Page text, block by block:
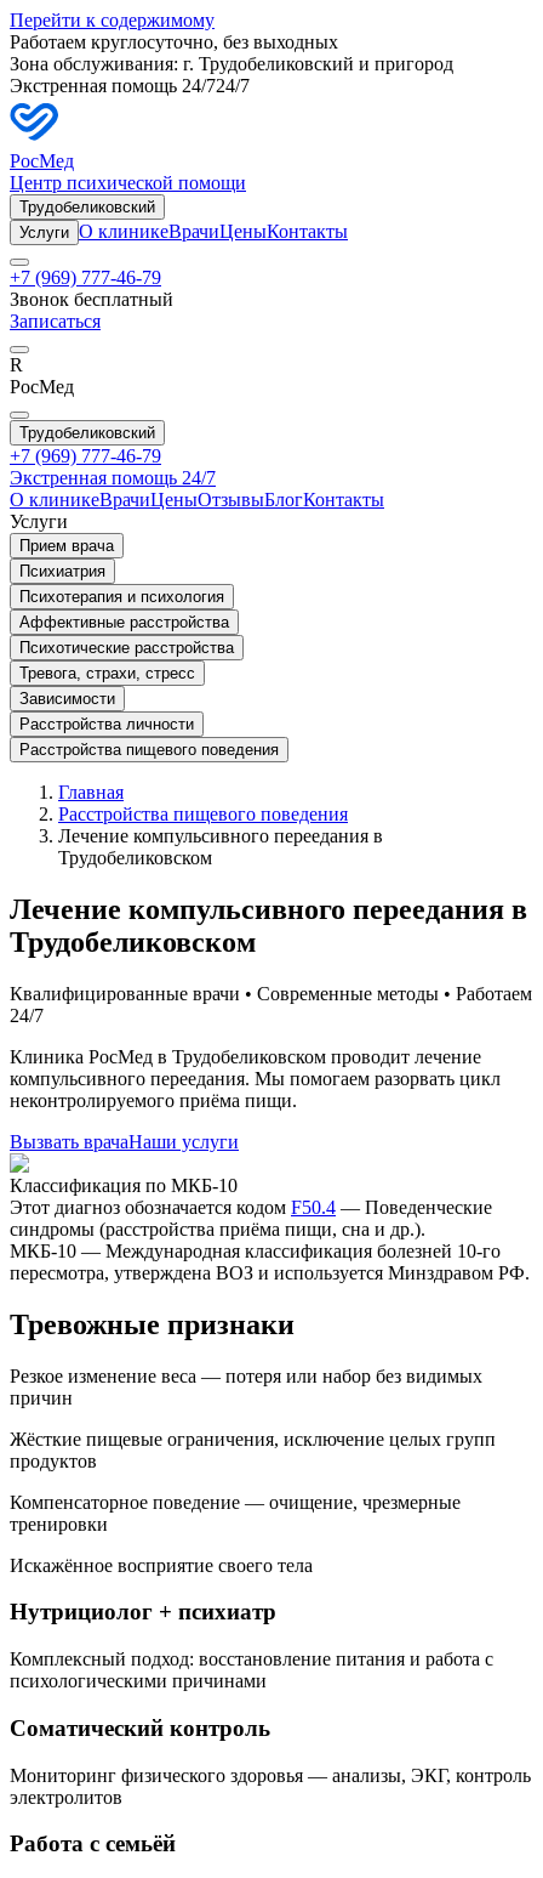
Перейти к содержимому
Работаем круглосуточно, без выходных
Зона обслуживания: г. Трудобеликовский и пригород
Экстренная помощь 24/724/7
РосМед
Центр психической помощи
Трудобеликовский
Услуги О клиникеВрачиЦеныКонтакты
+7 (969) 777-46-79
Звонок бесплатный
Записаться
R
РосМед
Трудобеликовский
+7 (969) 777-46-79
Экстренная помощь 24/7
О клиникеВрачиЦеныОтзывыБлогКонтакты
Услуги
Прием врача
Психиатрия
Психотерапия и психология
Аффективные расстройства
Психотические расстройства
Тревога, страхи, стресс
Зависимости
Расстройства личности
Расстройства пищевого поведения
Главная
Расстройства пищевого поведения
Лечение компульсивного переедания в
Трудобеликовском
Лечение компульсивного переедания в
Трудобеликовском
Квалифицированные врачи • Современные методы • Работаем
24/7
Клиника РосМед в Трудобеликовском проводит лечение
компульсивного переедания. Мы помогаем разорвать цикл
неконтролируемого приёма пищи.
Вызвать врачаНаши услуги
Классификация по МКБ-10
Этот диагноз обозначается кодом F50.4 — Поведенческие
синдромы (расстройства приёма пищи, сна и др.).
МКБ-10 — Международная классификация болезней 10-го
пересмотра, утверждена ВОЗ и используется Минздравом РФ.
Тревожные признаки
Резкое изменение веса — потеря или набор без видимых
причин
Жёсткие пищевые ограничения, исключение целых групп
продуктов
Компенсаторное поведение — очищение, чрезмерные
тренировки
Искажённое восприятие своего тела
Нутрициолог + психиатр
Комплексный подход: восстановление питания и работа с
психологическими причинами
Соматический контроль
Мониторинг физического здоровья — анализы, ЭКГ, контроль
электролитов
Работа с семьёй